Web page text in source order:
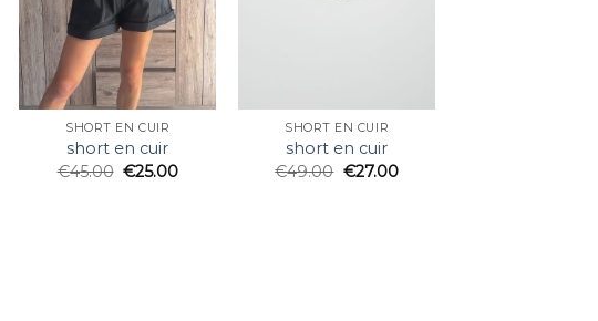
SHORT EN CUIR
short en cuir
€45.00 €25.00
SHORT EN CUIR
short en cuir
€49.00 €27.00